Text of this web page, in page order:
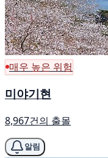
매우 높은 위험
미야기현
8,967건의 출몰
알림